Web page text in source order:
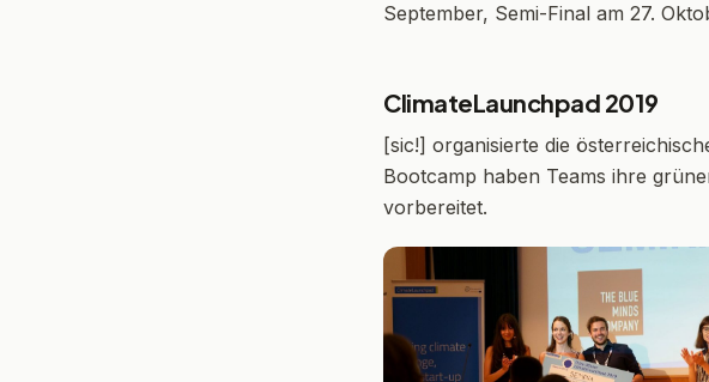
September, Semi-Final am 27.
ClimateLaunchpad 2019
[sic!] organisierte die
Bootcamp haben Teams ihre
vorbereitet.